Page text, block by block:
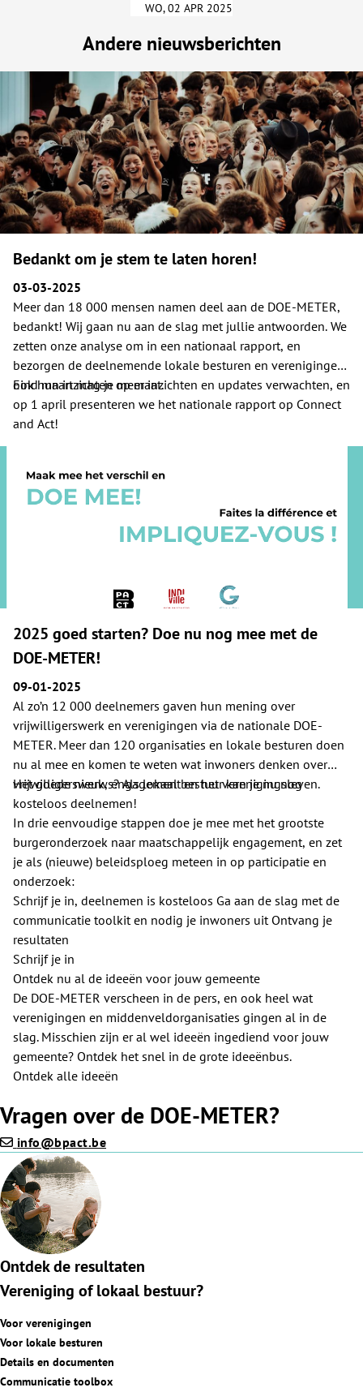
WO, 02 APR 2025
Andere nieuwsberichten
Bedankt om je stem te laten horen!
03-03-2025
Meer dan 18 000 mensen namen deel aan de DOE-METER,
bedankt! Wij gaan nu aan de slag met jullie antwoorden. We
zetten onze analyse om in een nationaal rapport, en
bezorgen de deelnemende lokale besturen en verenigingen
ook hun inzichten op maat.
Eind maart mag je meer inzichten en updates verwachten, en
op 1 april presenteren we het nationale rapport op Connect
and Act!
2025 goed starten? Doe nu nog mee met de
DOE-METER!
09-01-2025
Al zo’n 12 000 deelnemers gaven hun mening over
vrijwilligerswerk en verenigingen via de nationale DOE-
METER. Meer dan 120 organisaties en lokale besturen doen
nu al mee en komen te weten wat inwoners denken over
vrijwilligerswerk, engagement en het verenigingsleven.
Het goede nieuws? Als lokaal bestuur kan je nu nog
kosteloos deelnemen!
In drie eenvoudige stappen doe je mee met het grootste
burgeronderzoek naar maatschappelijk engagement, en zet
je als (nieuwe) beleidsploeg meteen in op participatie en
onderzoek:
Schrijf je in, deelnemen is kosteloos Ga aan de slag met de
communicatie toolkit en nodig je inwoners uit Ontvang je
resultaten
Schrijf je in
Ontdek nu al de ideeën voor jouw gemeente
De DOE-METER verscheen in de pers, en ook heel wat
verenigingen en middenveldorganisaties gingen al in de
slag. Misschien zijn er al wel ideeën ingediend voor jouw
gemeente? Ontdek het snel in de grote ideeënbus.
Ontdek alle ideeën
Vragen over de DOE-METER?
info@bpact.be
Ontdek de resultaten
Vereniging of lokaal bestuur?
Voor verenigingen
Voor lokale besturen
Details en documenten
Communicatie toolbox